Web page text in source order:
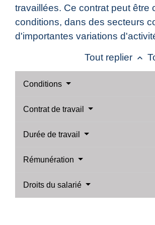
travaillées. Ce contrat peut être
conditions, dans des secteurs
d'importantes variations
Tout replier keyboard_arrow_up
Conditions
Contrat de travail
Durée de travail
Rémunération
Droits du salarié